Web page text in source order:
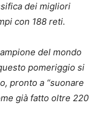
dei migliori
con 188 reti.
del mondo
pomeriggio si
pronto a “suonare
già fatto oltre 220